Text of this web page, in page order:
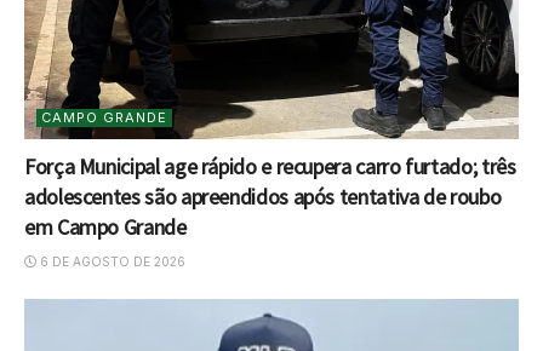
CAMPO GRANDE
Força Municipal age rápido e recupera carro furtado; três
adolescentes são apreendidos após tentativa de roubo
em Campo Grande
6 DE AGOSTO DE 2026